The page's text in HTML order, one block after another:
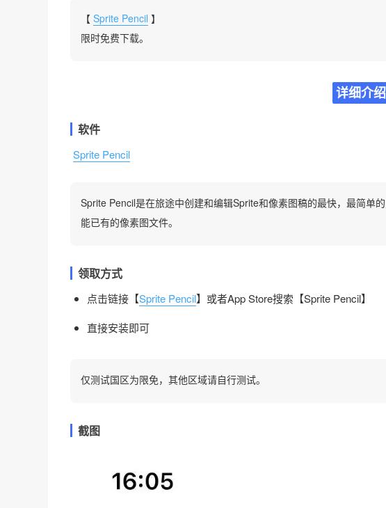
【 Sprite Pencil 】
限时免费下载。
详细介绍
软件
Sprite Pencil
Sprite Pencil是在旅途中创建和编辑Sprite和像素图稿的最快，最简单
能已有的像素图文件。
领取方式
点击链接【Sprite Pencil】或者App Store搜索【Sprite Pencil】
直接安装即可
仅测试国区为限免，其他区域请自行测试。
截图